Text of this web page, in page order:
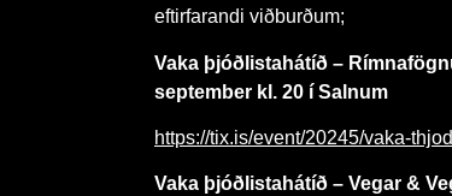
eftirfarandi viðburðum;
Vaka þjóðlistahátíð –
september kl. 20 í Salnum
https://tix.is/event/20245/vaka-
Vaka þjóðlistahátíð – Vegar &